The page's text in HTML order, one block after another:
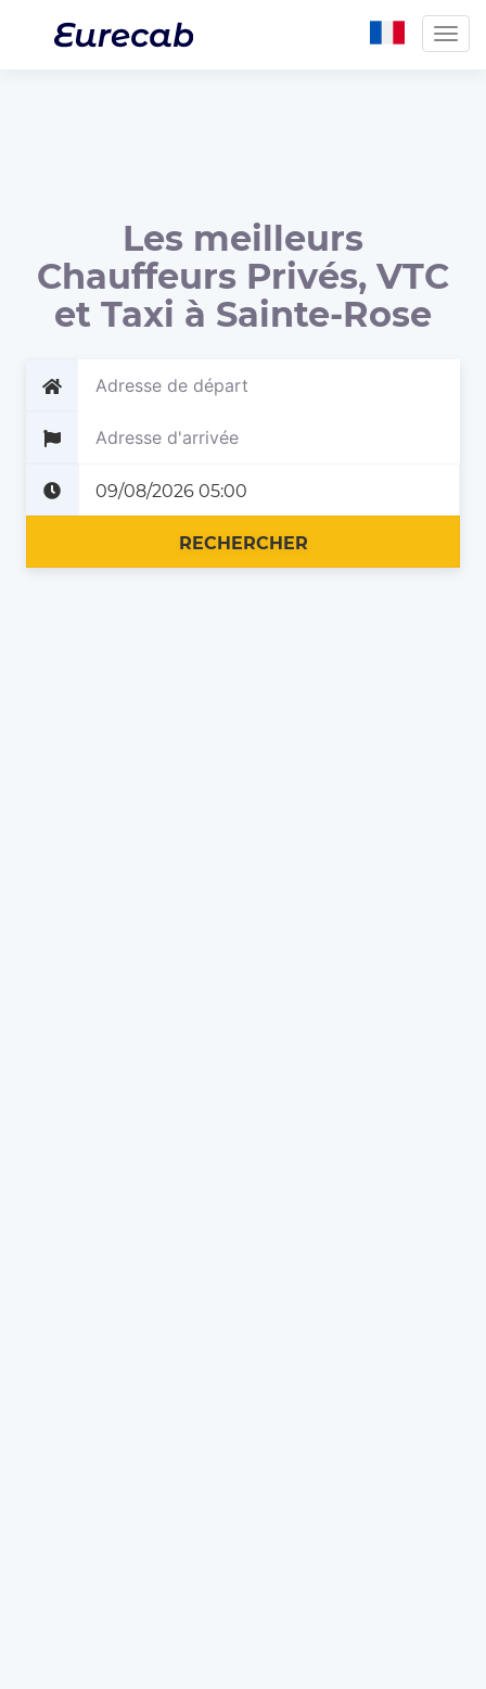
Les meilleurs
Chauffeurs Privés, VTC
et Taxi à Sainte-Rose
RECHERCHER